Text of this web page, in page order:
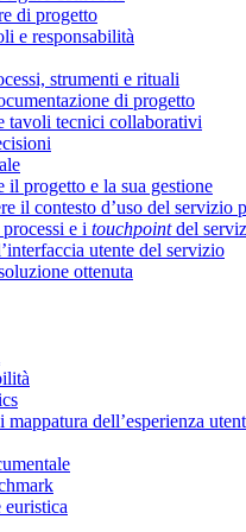
di progetto
e responsabilità
strumenti e rituali
di progetto
tavoli tecnici collaborativi
il progetto e la sua gestione
il contesto d’uso del servizio
e i touchpointdel
utente del servizio
ottenuta
dell’esperienza